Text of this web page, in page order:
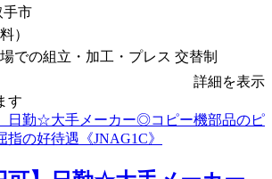
手市
）
での組立・加工・プレス 交替制
詳細を表示
す